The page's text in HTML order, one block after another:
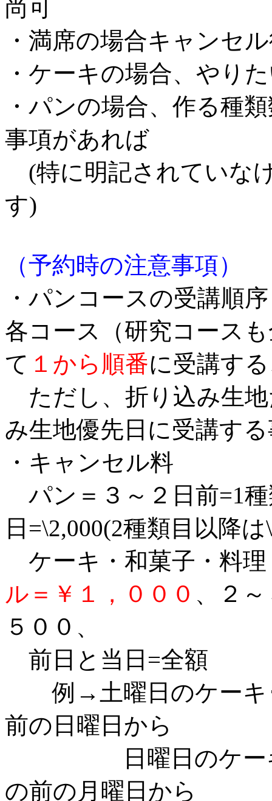
尚可
・満席の場合キャンセ
・ケーキの場合、やり
・パンの場合、作る種
事項があれば
(特に明記されていな
す)
（予約時の注意事項）
・パンコースの受講順序
各コース（研究コース
て １から順番に受講す
ただし、折り込み生
み生地優先日に受講す
・キャンセル料
パン＝３～２日前=1
日=\2,000(2種類目以降
ケーキ・和菓子・料
ル＝￥１，０００ 、２
５００、
前日と当日=全額
例→土曜日のケーキ･
前の日曜日から
日曜日のケーキ･
の前の月曜日から